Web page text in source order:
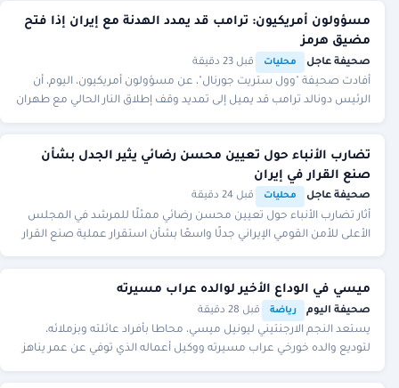
مسؤولون أمريكيون: ترامب قد يمدد الهدنة مع إيران إذا فتح
مضيق هرمز
صحيفة عاجل محليات قبل 23 دقيقة
أفادت صحيفة "وول ستريت جورنال"، عن مسؤولون أمريكيون، اليوم، أن
الرئيس دونالد ترامب قد يميل إلى تمديد وقف إطلاق النار الحالي مع طهران
تضارب الأنباء حول تعيين محسن رضائي يثير الجدل بشأن
صنع القرار في إيران
صحيفة عاجل محليات قبل 24 دقيقة
أثار تضارب الأنباء حول تعيين محسن رضائي ممثلًا للمرشد في المجلس
الأعلى للأمن القومي الإيراني جدلًا واسعًا بشأن استقرار عملية صنع القرار
ميسي في الوداع الأخير لوالده عراب مسيرته
صحيفة اليوم رياضة قبل 28 دقيقة
يستعد النجم الارجنتيني ليونيل ميسي، محاطا بأفراد عائلته وبزملائه،
لتوديع والده خورخي عراب مسيرته ووكيل أعماله الذي توفي عن عمر يناهز